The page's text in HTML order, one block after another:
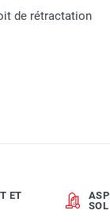
de rétractation
ET
SOL